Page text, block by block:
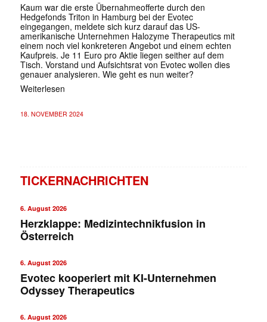
Kaum war die erste Übernahmeofferte durch den
Hedgefonds Triton in Hamburg bei der Evotec
eingegangen, meldete sich kurz darauf das US-
amerikanische Unternehmen Halozyme Therapeutics mit
einem noch viel konkreteren Angebot und einem echten
Kaufpreis. Je 11 Euro pro Aktie liegen seither auf dem
Tisch. Vorstand und Aufsichtsrat von Evotec wollen dies
genauer analysieren. Wie geht es nun weiter?
Weiterlesen
18. NOVEMBER 2024
TICKERNACHRICHTEN
6. August 2026
Herzklappe: Medizintechnikfusion in
Österreich
6. August 2026
Evotec kooperiert mit KI-Unternehmen
Odyssey Therapeutics
6. August 2026